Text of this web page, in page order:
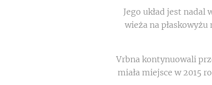
Jego układ jest
wieża na
Vrbna kontynuowali
miała miejsce w 2015